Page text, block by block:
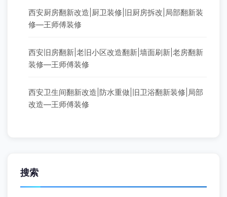
西安厨房翻新改造|厨卫装修|旧厨房拆改|局部翻新装
修—王师傅装修
西安旧房翻新|老旧小区改造翻新|墙面刷新|老房翻新
装修—王师傅装修
西安卫生间翻新改造|防水重做|旧卫浴翻新装修|局部
改造—王师傅装修
搜索